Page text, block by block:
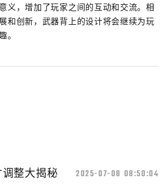
义，增加了玩家之间的互动和交流。相
和创新，武器背上的设计将会继续为玩
。
整大揭秘 2025-07-08 08:50:04